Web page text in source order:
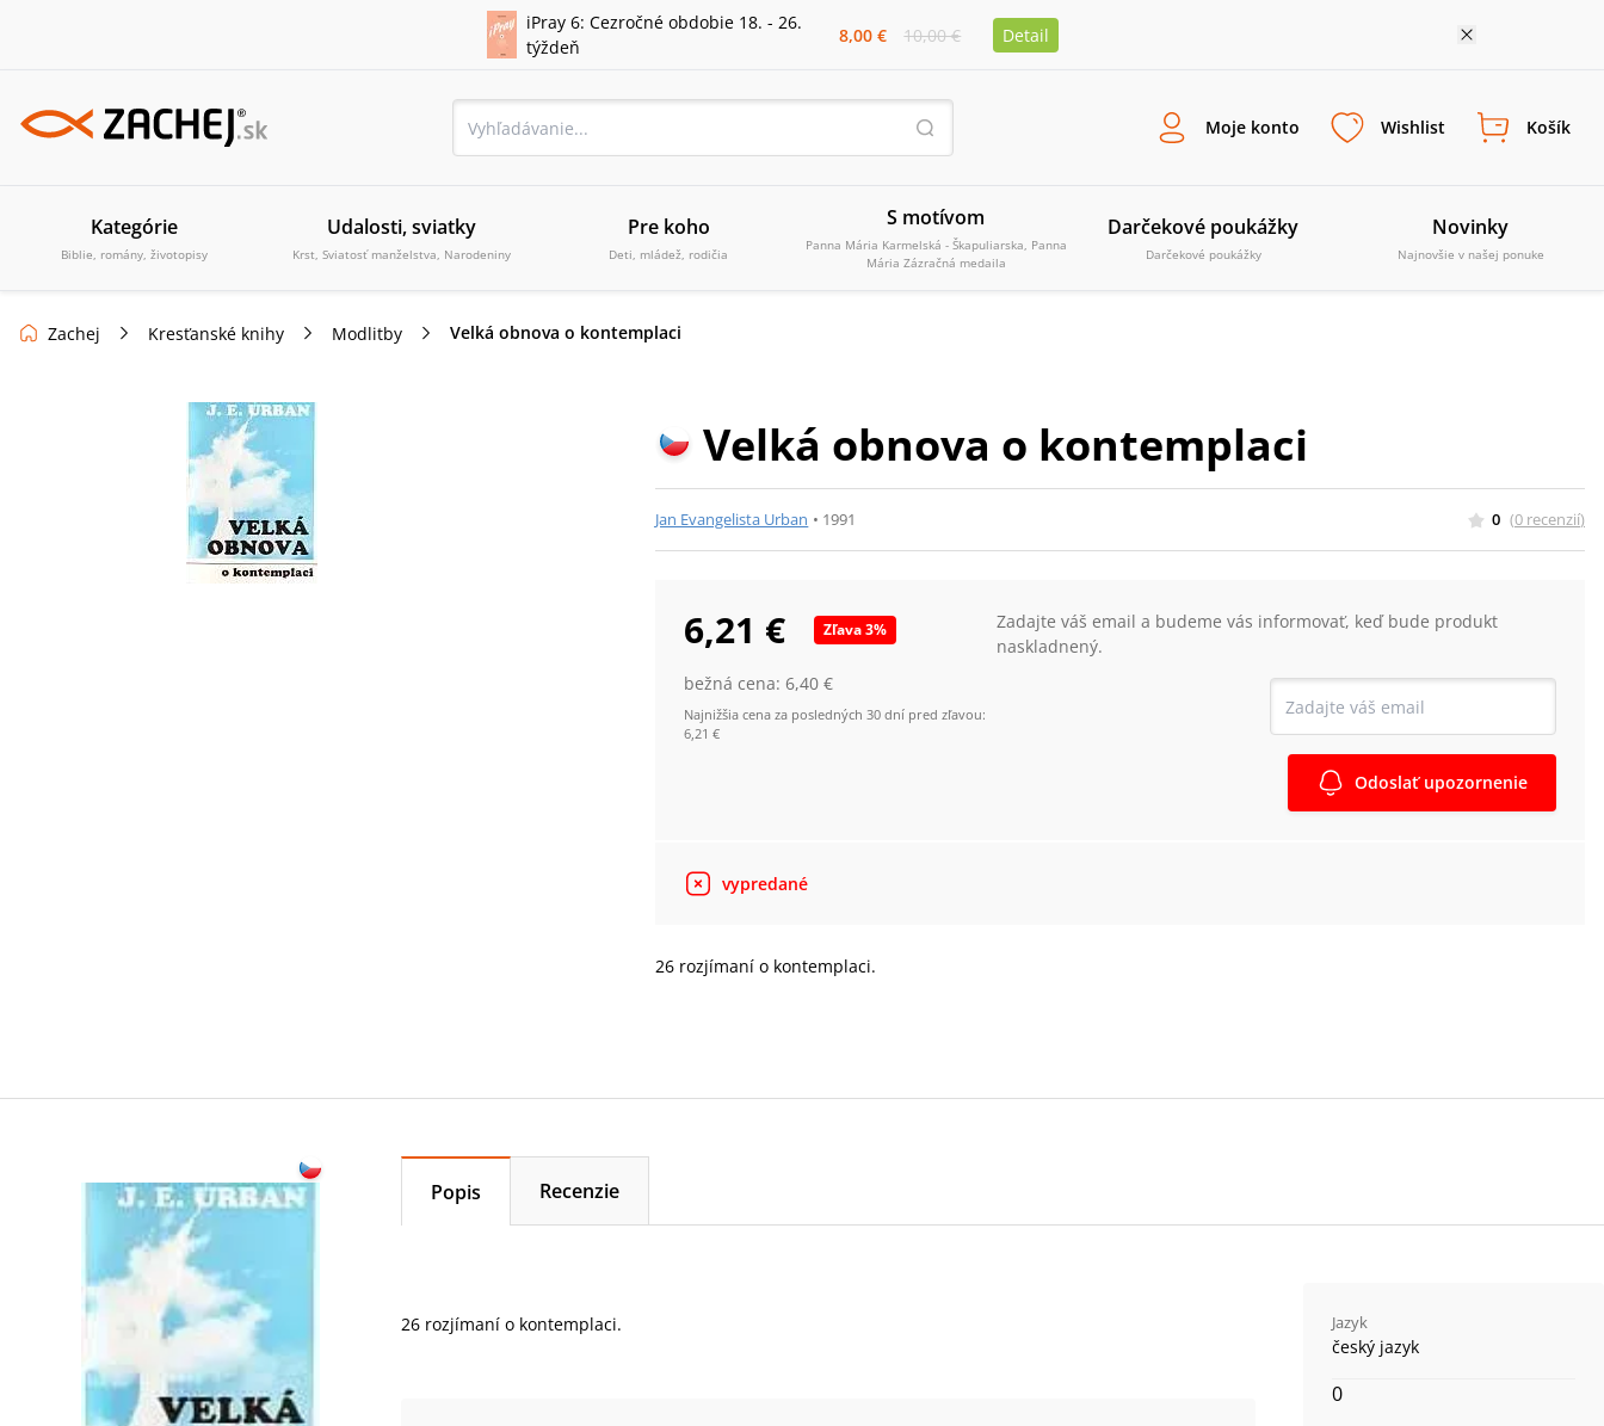
iPray 6: Cezročné obdobie 18. - 26.
týždeň
8,00 € 10,00 € Detail
Moje konto Wishlist Košík
Kategórie
Biblie, romány, životopisy
Udalosti, sviatky
Krst, Sviatosť manželstva, Narodeniny
Pre koho
Deti, mládež, rodičia
S motívom
Panna Mária Karmelská - Škapuliarska, Panna
Mária Zázračná medaila
Darčekové poukážky
Darčekové poukážky
Novinky
Najnovšie v našej ponuke
Zachej Kresťanské knihy Modlitby Velká obnova o kontemplaci
Velká obnova o kontemplaci
Jan Evangelista Urban • 1991 0 (0 recenzií)
6,21 € Zľava3%
bežná cena:6,40 €
Najnižšia cena za posledných 30 dní pred zľavou:
6,21 €
Zadajte váš email a budeme vás informovať, keď bude produkt
naskladnený.
Odoslať upozornenie
vypredané
26 rozjímaní o kontemplaci.
Popis Recenzie
26 rozjímaní o kontemplaci. Jazyk
český jazyk
0